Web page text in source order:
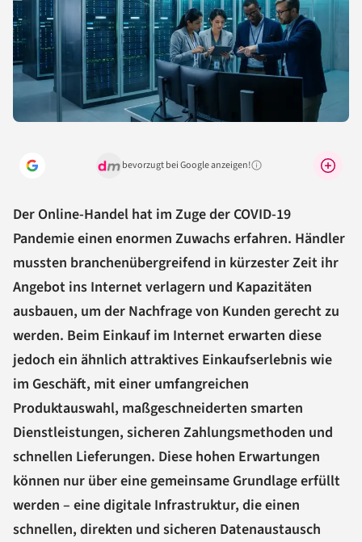
bevorzugt bei Google anzeigen!Warum lohnt sich das?
Der Online-Handel hat im Zuge der COVID-19
Pandemie einen enormen Zuwachs erfahren. Händler
mussten branchenübergreifend in kürzester Zeit ihr
Angebot ins Internet verlagern und Kapazitäten
ausbauen, um der Nachfrage von Kunden gerecht zu
werden. Beim Einkauf im Internet erwarten diese
jedoch ein ähnlich attraktives Einkaufserlebnis wie
im Geschäft, mit einer umfangreichen
Produktauswahl, maßgeschneiderten smarten
Dienstleistungen, sicheren Zahlungsmethoden und
schnellen Lieferungen. Diese hohen Erwartungen
können nur über eine gemeinsame Grundlage erfüllt
werden – eine digitale Infrastruktur, die einen
schnellen, direkten und sicheren Datenaustausch